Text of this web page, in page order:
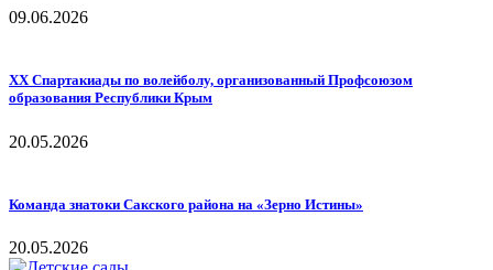
09.06.2026
ХХ Спартакиады по волейболу, организованный Профсоюзом
образования Республики Крым
20.05.2026
Команда знатоки Сакского района на «Зерно Истины»
20.05.2026